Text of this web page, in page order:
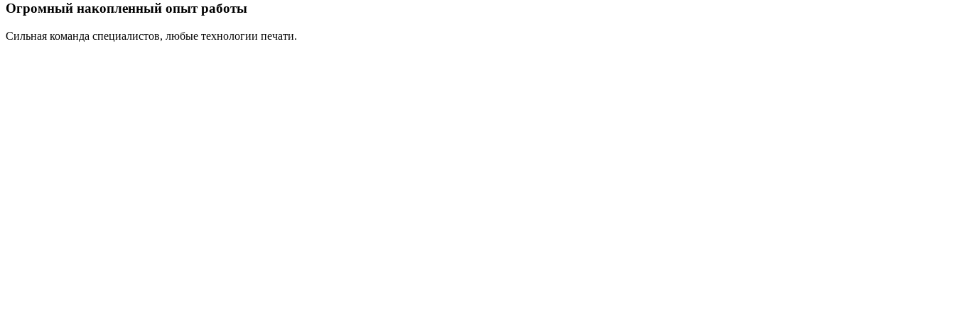
Огромный накопленный опыт работы
Сильная команда специалистов, любые технологии печати.